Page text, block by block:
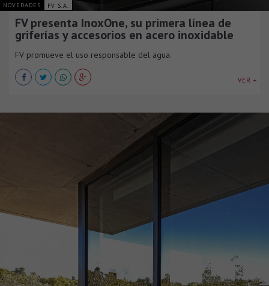
NOVEDADES FV S.A.
FV presenta InoxOne, su primera línea de
griferías y accesorios en acero inoxidable
FV promueve el uso responsable del agua.
VER +